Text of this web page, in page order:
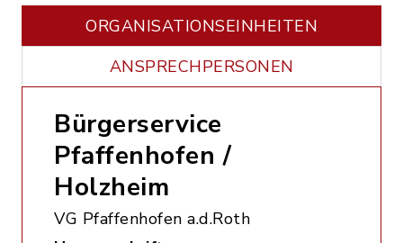
ORGANISATIONS­EINHEITEN
ANSPRECHPERSONEN
Bürgerservice
Pfaffenhofen /
Holzheim
VG Pfaffenhofen a.d.Roth